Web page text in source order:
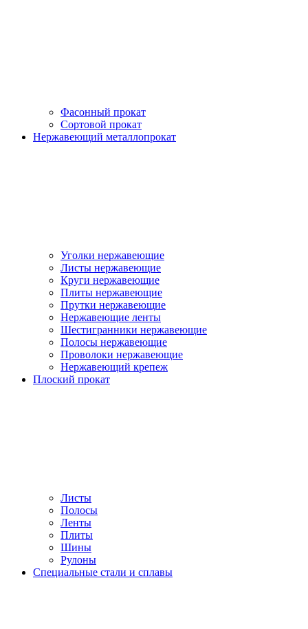
Фасонный прокат
Сортовой прокат
Нержавеющий металлопрокат
Уголки нержавеющие
Листы нержавеющие
Круги нержавеющие
Плиты нержавеющие
Прутки нержавеющие
Нержавеющие ленты
Шестигранники нержавеющие
Полосы нержавеющие
Проволоки нержавеющие
Нержавеющий крепеж
Плоский прокат
Листы
Полосы
Ленты
Плиты
Шины
Рулоны
Специальные стали и сплавы